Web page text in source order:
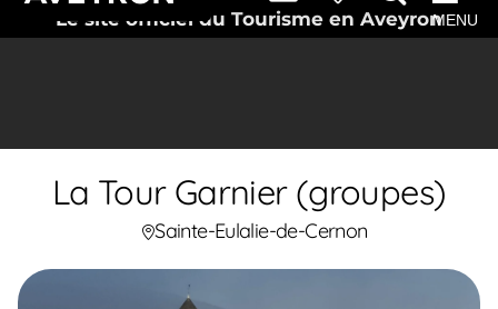
Le site officiel du Tourisme en AveyronMENU
La Tour Garnier (groupes)
Sainte-Eulalie-de-Cernon